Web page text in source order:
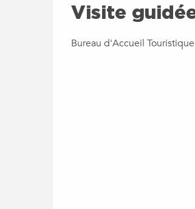
Visite
Bureau d'Accueil